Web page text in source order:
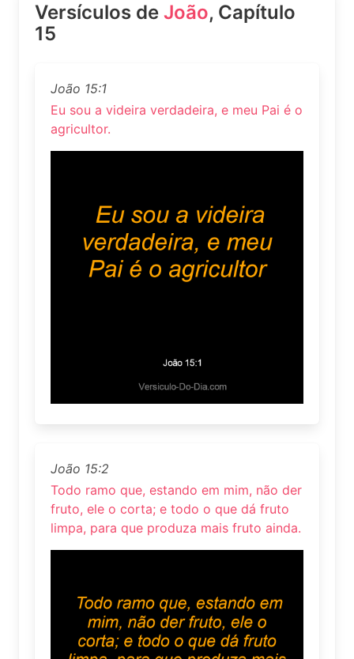
Versículos de João, Capítulo
15
João 15:1
Eu sou a videira verdadeira, e meu Pai é o
agricultor.
João 15:2
Todo ramo que, estando em mim, não der
fruto, ele o corta; e todo o que dá fruto
limpa, para que produza mais fruto ainda.